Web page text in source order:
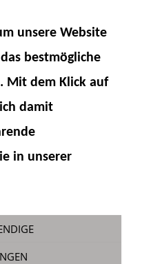
unsere Website
bestmögliche
Mit dem Klick auf
damit
in unserer